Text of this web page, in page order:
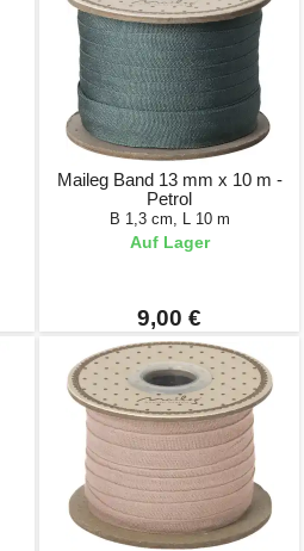
Maileg Band 13 mm x 10 m -
Petrol
B 1,3 cm, L 10 m
Auf Lager
9,00 €